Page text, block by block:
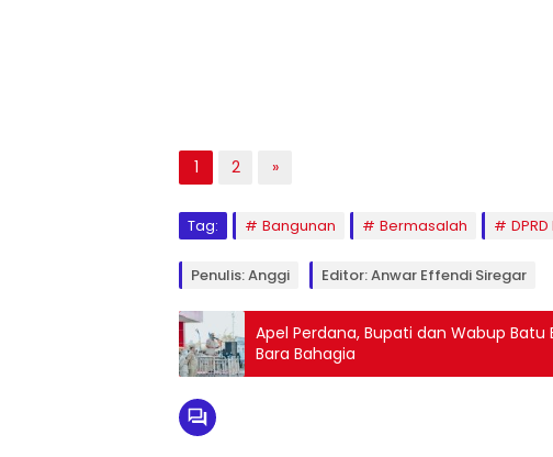
1 2 »
Tag: Bangunan Bermasalah
Penulis: Anggi Editor: Anwar Effendi Siregar
Apel Perdana, Bupati dan Wabup Batu
Bara Bahagia